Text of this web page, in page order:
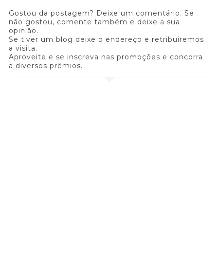
Gostou da postagem? Deixe um comentário. Se
não gostou, comente também e deixe a sua
opinião.
Se tiver um blog deixe o endereço e retribuiremos
a visita.
Aproveite e se inscreva nas promoções e concorra
a diversos prêmios.